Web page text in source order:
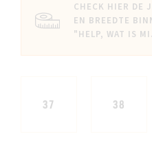
CHECK HIER DE
EN BREEDTE
"HELP, WAT IS
37 38